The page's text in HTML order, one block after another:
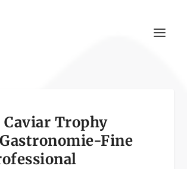
Caviar Trophy
Fine